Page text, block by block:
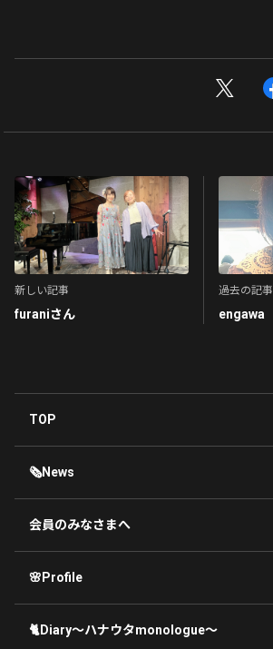
新しい記事
furaniさん
過去の記事
engawa
TOP
🗞News
会員のみなさまへ
🌸Profile
🐈Diary〜ハナウタmonologue〜